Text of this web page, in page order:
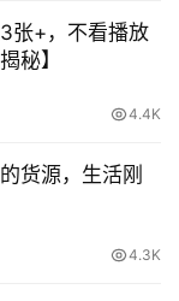
张+，不看播放
秘】
4.4K
货源，生活刚
4.3K